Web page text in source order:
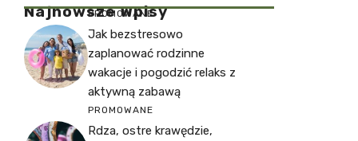
Najnowsze Wpisy
PROMOWANE
Jak bezstresowo
zaplanować rodzinne
wakacje i pogodzić relaks z
aktywną zabawą
PROMOWANE
Rdza, ostre krawędzie,